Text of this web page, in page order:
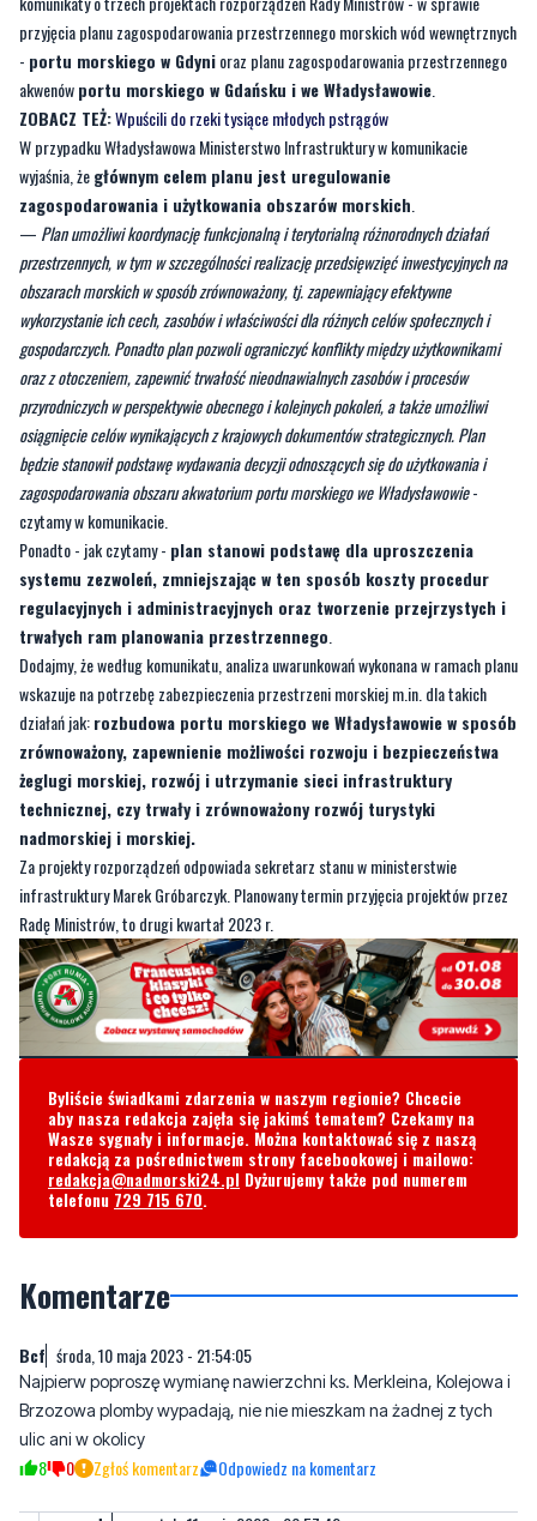
ZOBACZ TEŻ: Wpuścili do rzeki tysiące młodych pstrągów
W przypadku Władysławowa Ministerstwo Infrastruktury w komunikacie
wyjaśnia, żegłównym celem planu jest uregulowanie
zagospodarowania i użytkowania obszarów morskich
—Plan umożliwi koordynację funkcjonalną i terytorialną różnorodnych działań
przestrzennych, w tym w szczególności realizację przedsięwzięć inwestycyjnych na
obszarach morskich w sposób zrównoważony, tj. zapewniający efektywne
wykorzystanie ich cech, zasobów i właściwości dla różnych celów społecznych i
gospodarczych. Ponadto plan pozwoli ograniczyć konflikty między użytkownikami
oraz z otoczeniem, zapewnić trwałość nieodnawialnych zasobów i procesów
przyrodniczych w perspektywie obecnego i kolejnych pokoleń, a także umożliwi
osiągnięcie celów wynikających z krajowych dokumentów strategicznych. Plan
będzie stanowił podstawę wydawania decyzji odnoszących się do użytkowania i
zagospodarowania obszaru akwatorium portu morskiego we Władysławowie-
czytamy w komunikacie.
Ponadto - jak czytamy -plan stanowi podstawę dla uproszczenia
systemu zezwoleń, zmniejszając w ten sposób koszty procedur
regulacyjnych i administracyjnych oraz tworzenie przejrzystych i
trwałych ram planowania przestrzennego.
Dodajmy, że według komunikatu, analiza uwarunkowań wykonana w ramach planu
wskazuje na potrzebę zabezpieczenia przestrzeni morskiej m.in. dla takich
działań jak:rozbudowa portu morskiego we Władysławowie w sposób
zrównoważony, zapewnienie możliwości rozwoju i bezpieczeństwa
żeglugi morskiej, rozwój i utrzymanie sieci infrastruktury
technicznej, czy trwały i zrównoważony rozwój turystyki
nadmorskiej i morskiej.
Za projekty rozporządzeń odpowiada sekretarz stanu w ministerstwie
infrastruktury Marek Gróbarczyk. Planowany termin przyjęcia projektów przez
Radę Ministrów, to drugi kwartał 2023 r.
Byliście świadkami zdarzenia w naszym regionie? Chcecie
aby nasza redakcja zajęła się jakimś tematem? Czekamy na
Wasze sygnały i informacje. Można kontaktować się z naszą
redakcja@nadmorski24.plDyżurujemy także pod numerem
telefonu729 715 670.
Komentarze
Najpierw poproszę wymianę nawierzchni ks. Merkleina, Kolejowa i
ulic ani w okolicy
8 0 Zgłoś komentarz Odpowiedz na komentarz
porada czwartek, 11 maja 2023 - 06:57:42
zmień stomatologa